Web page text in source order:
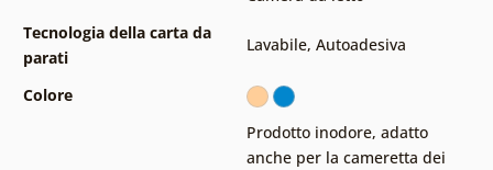
Tecnologia della carta da
parati
Lavabile, Autoadesiva
Colore
Prodotto inodore, adatto
anche per la cameretta dei